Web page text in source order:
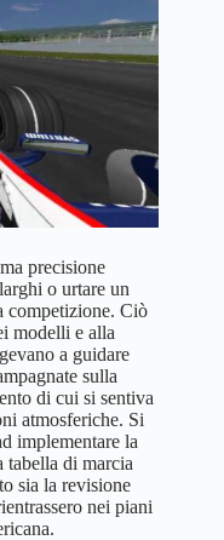
precisione
o urtare un
competizione. Ciò
modelli e alla
a guidare
sulla
di cui si sentiva
atmosferiche. Si
implementare la
tabella di marcia
sia la revisione
nei piani